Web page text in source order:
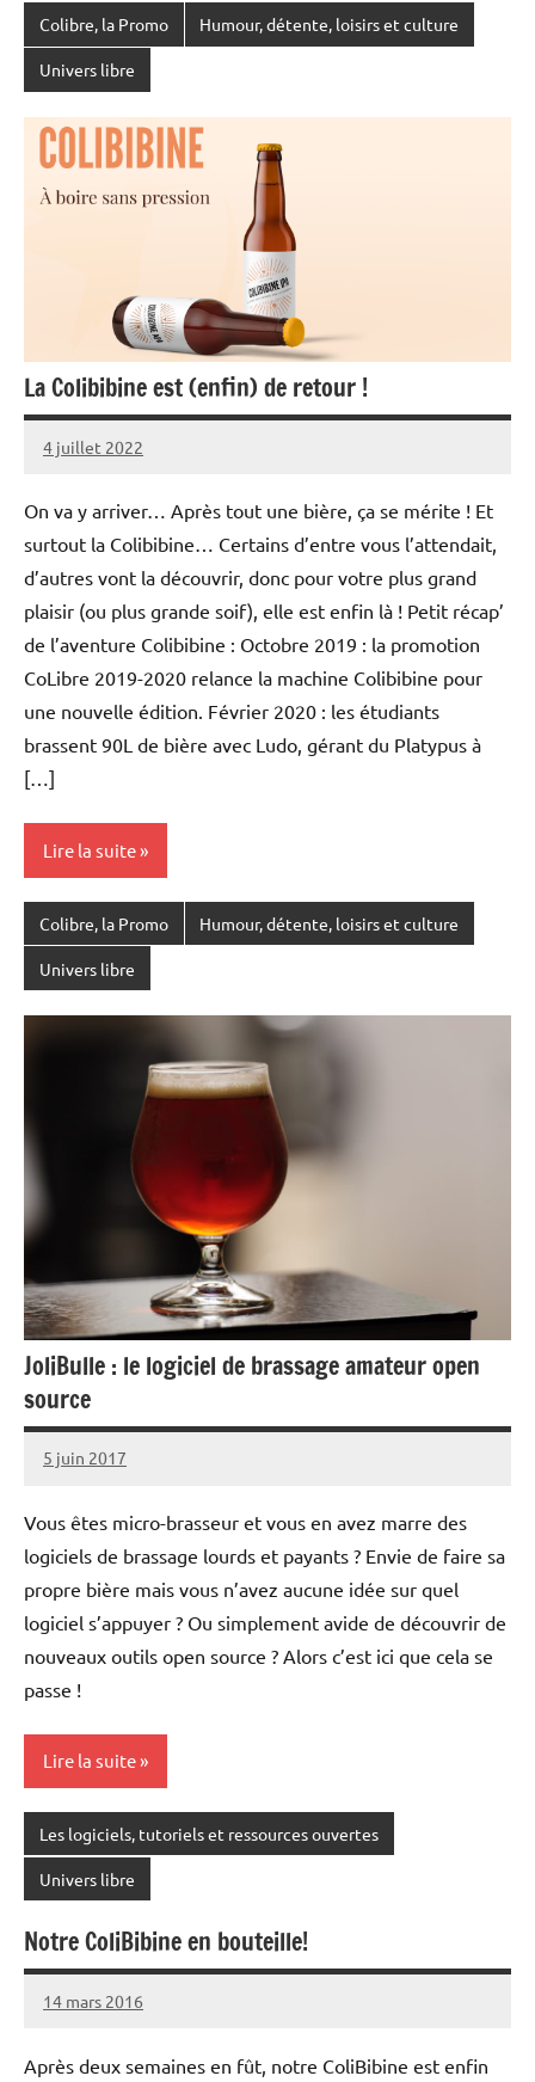
Colibre, la Promo Humour, détente, loisirs et culture
Univers libre
La Colibibine est (enfin) de retour !
4 juillet 2022
Fanny
Aucun
On va y arriver… Après tout une bière, ça se mérite ! Et
surtout la Colibibine… Certains d’entre vous l’attendait,
d’autres vont la découvrir, donc pour votre plus grand
plaisir (ou plus grande soif), elle est enfin là ! Petit récap’
de l’aventure Colibibine : Octobre 2019 : la promotion
CoLibre 2019-2020 relance la machine Colibibine pour
une nouvelle édition. Février 2020 : les étudiants
brassent 90L de bière avec Ludo, gérant du Platypus à
[…]
Lire la suite
Colibre, la Promo Humour, détente, loisirs et culture
Univers libre
JoliBulle : le logiciel de brassage amateur open
source
5 juin 2017
Lisa
Aucun
Vous êtes micro-brasseur et vous en avez marre des
logiciels de brassage lourds et payants ? Envie de faire sa
propre bière mais vous n’avez aucune idée sur quel
logiciel s’appuyer ? Ou simplement avide de découvrir de
nouveaux outils open source ? Alors c’est ici que cela se
passe !
Lire la suite
Les logiciels, tutoriels et ressources ouvertes
Univers libre
Notre ColiBibine en bouteille!
14 mars 2016
Coralie
Aucun
Après deux semaines en fût, notre ColiBibine est enfin